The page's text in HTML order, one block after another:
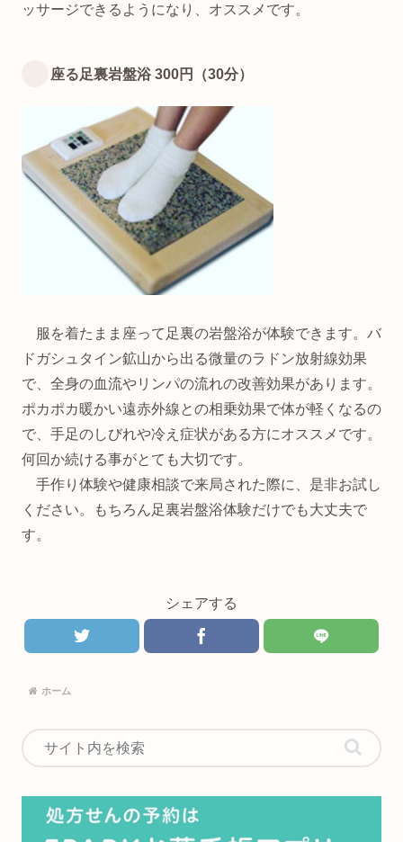
ッサージできるようになり、オススメです。
座る足裏岩盤浴 300円（30分）
服を着たまま座って足裏の岩盤浴が体験できます。バ
ドガシュタイン鉱山から出る微量のラドン放射線効果
で、全身の血流やリンパの流れの改善効果があります。
ポカポカ暖かい遠赤外線との相乗効果で体が軽くなるの
で、手足のしびれや冷え症状がある方にオススメです。
何回か続ける事がとても大切です。
手作り体験や健康相談で来局された際に、是非お試し
ください。もちろん足裏岩盤浴体験だけでも大丈夫で
す。
シェアする
ホーム